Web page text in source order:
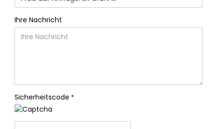
Ihre Nachricht
Sicherheitscode